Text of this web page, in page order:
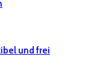
und frei